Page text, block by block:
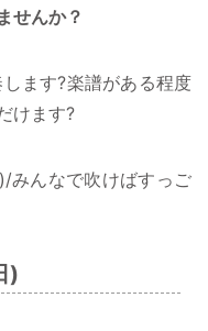
せんか？
ます?楽譜がある程度
けます?
みんなで吹けばすっご
)